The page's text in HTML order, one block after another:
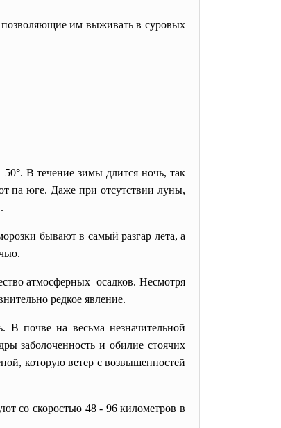
им выживать в суровых
В течение зимы длится ночь, так
па юге. Даже при отсутствии луны,
бывают в самый разгар лета, а
атмосферных осадков. Несмотря
редкое явление.
почве на весьма незначительной
заболоченность и обилие стоячих
которую ветер с возвышенностей
со скоростью 48 - 96 километров в